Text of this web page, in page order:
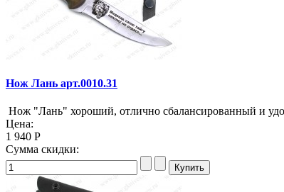
Нож Лань арт.0010.31
Нож "Лань" хороший, отлично сбалансированный и
Цена:
1 940 Р
Сумма скидки: